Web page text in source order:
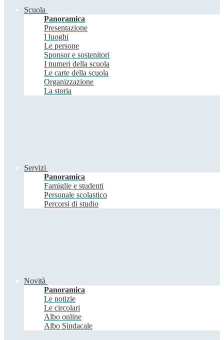
Scuola
Panoramica
Presentazione
I luoghi
Le persone
Sponsor e sostenitori
I numeri della scuola
Le carte della scuola
Organizzazione
La storia
Servizi
Panoramica
Famiglie e studenti
Personale scolastico
Percorsi di studio
Novità
Panoramica
Le notizie
Le circolari
Albo online
Albo Sindacale